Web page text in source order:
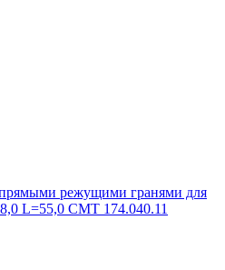
прямыми режущими гранями для
L=55,0 CMT 174.040.11